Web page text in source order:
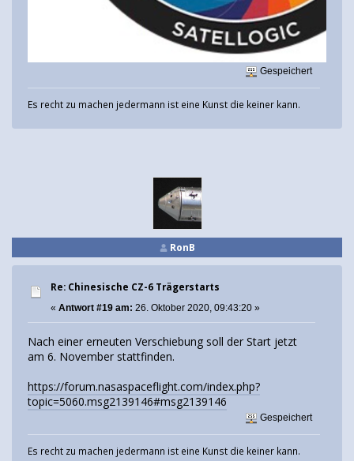
Gespeichert
Es recht zu machen jedermann ist eine Kunst die keiner kann.
RonB
Re: Chinesische CZ-6 Trägerstarts
« Antwort #19 am: 26. Oktober 2020, 09:43:20 »
Nach einer erneuten Verschiebung soll der Start jetzt
am 6. November stattfinden.
https://forum.nasaspaceflight.com/index.php?
topic=5060.msg2139146#msg2139146
Gespeichert
Es recht zu machen jedermann ist eine Kunst die keiner kann.